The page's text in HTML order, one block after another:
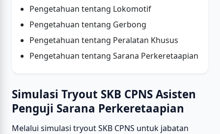
Pengetahuan tentang Lokomotif
Pengetahuan tentang Gerbong
Pengetahuan tentang Peralatan Khusus
Pengetahuan tentang Sarana Perkeretaapian
Simulasi Tryout SKB CPNS Asisten
Penguji Sarana Perkeretaapian
Melalui simulasi tryout SKB CPNS untuk jabatan